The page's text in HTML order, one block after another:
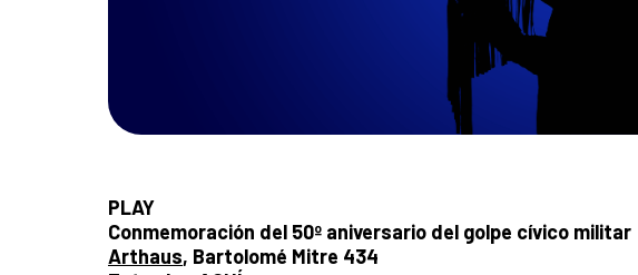
PLAY
Conmemoración del 50º aniversario del golpe cívico militar
Arthaus, Bartolomé Mitre 434